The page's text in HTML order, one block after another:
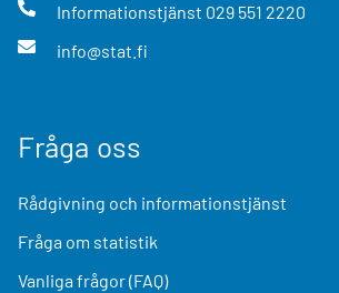
Informationstjänst 029 551 2220
info@stat.fi
Fråga oss
Rådgivning och informationstjänst
Fråga om statistik
Vanliga frågor (FAQ)